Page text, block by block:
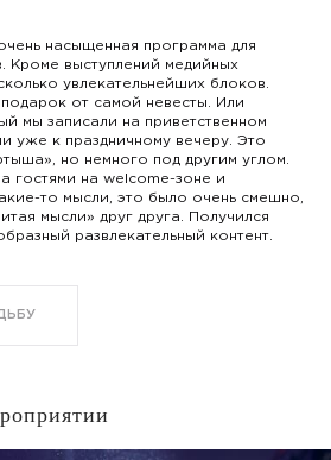
насыщенная программа для
Кроме выступлений медийных
увлекательнейших блоков.
от самой невесты. Или
мы записали на приветственном
уже к праздничному вечеру. Это
но немного под другим углом.
гостями на welcome-зоне и
то мысли, это было очень смешно,
мысли» друг друга. Получился
развлекательный контент.⠀